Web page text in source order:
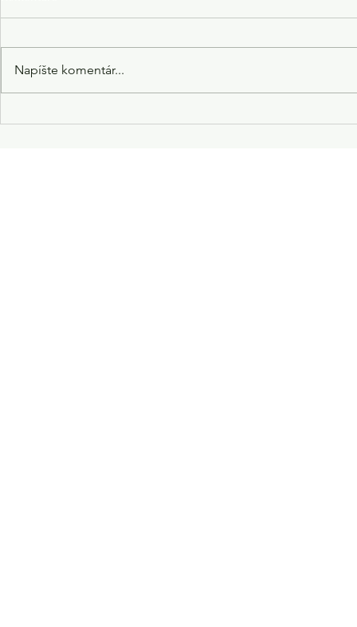
Napíšte komentár...